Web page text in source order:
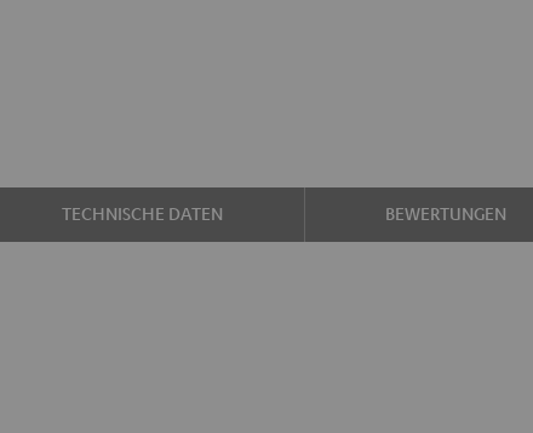
TECHNISCHE DATEN BEWERTUNGEN